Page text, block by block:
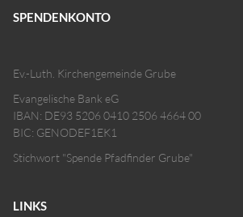
SPENDENKONTO
Ev.-Luth. Kirchengemeinde Grube
Evangelische Bank eG
IBAN: DE93 5206 0410 2506 4664 00
BIC: GENODEF1EK1
Stichwort "Spende Pfadfinder Grube"
LINKS